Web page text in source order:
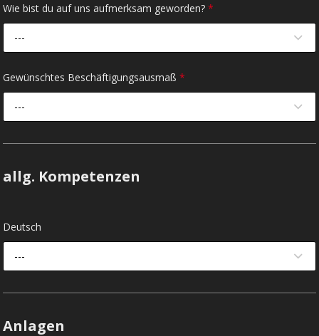
Wie bist du auf uns aufmerksam geworden?*
---
Gewünschtes Beschäftigungsausmaß*
---
allg. Kompetenzen
Deutsch
---
Anlagen